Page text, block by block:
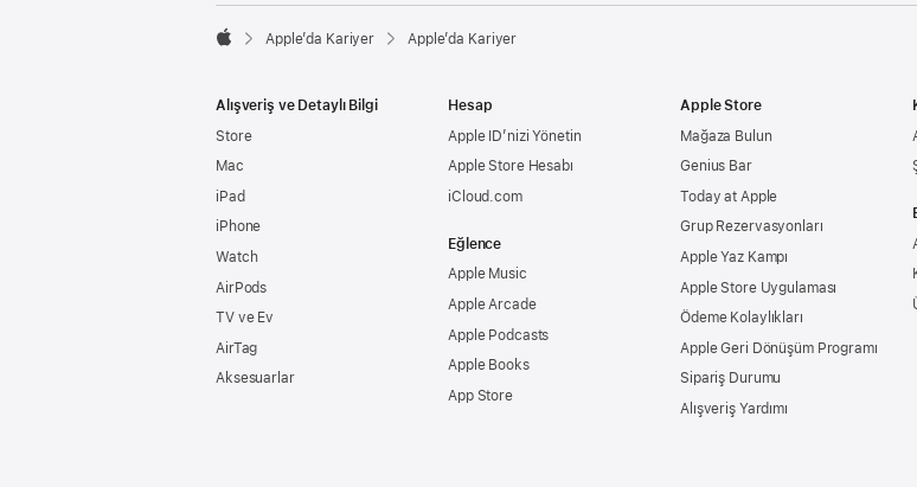

Apple’da Kariyer Apple’da Kariyer
Alışveriş ve Detaylı Bilgi
Store
Mac
iPad
iPhone
Watch
AirPods
TV ve Ev
AirTag
Aksesuarlar
Hesap
Apple ID’nizi Yönetin
Apple Store Hesabı
iCloud.com
Eğlence
Apple Music
Apple Arcade
Apple Podcasts
Apple Books
App Store
Apple Store
Mağaza Bulun
Genius Bar
Today at Apple
Grup Rezervasyonları
Apple Yaz Kampı
Apple Store Uygulaması
Ödeme Kolaylıkları
Apple Geri Dönüşüm Programı
Sipariş Durumu
Alışveriş Yardımı